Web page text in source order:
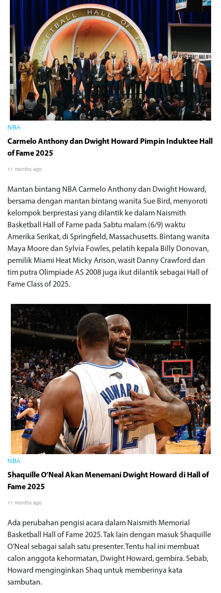
NBA
Carmelo Anthony dan Dwight Howard Pimpin Induktee Hall
of Fame 2025
11 months ago
Mantan bintang NBA Carmelo Anthony dan Dwight Howard,
bersama dengan mantan bintang wanita Sue Bird, menyoroti
kelompok berprestasi yang dilantik ke dalam Naismith
Basketball Hall of Fame pada Sabtu malam (6/9) waktu
Amerika Serikat, di Springfield, Massachusetts. Bintang wanita
Maya Moore dan Sylvia Fowles, pelatih kepala Billy Donovan,
pemilik Miami Heat Micky Arison, wasit Danny Crawford dan
tim putra Olimpiade AS 2008 juga ikut dilantik sebagai Hall of
Fame Class of 2025.
NBA
Shaquille O’Neal Akan Menemani Dwight Howard di Hall of
Fame 2025
11 months ago
Ada perubahan pengisi acara dalam Naismith Memorial
Basketball Hall of Fame 2025. Tak lain dengan masuk Shaquille
O’Neal sebagai salah satu presenter. Tentu hal ini membuat
calon anggota kehormatan, Dwight Howard, gembira. Sebab,
Howard menginginkan Shaq untuk memberinya kata
sambutan.